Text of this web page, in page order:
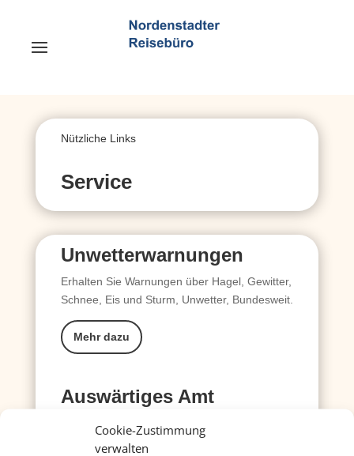
Cookie-Zustimmung
verwalten
Nützliche Links
Service
Unwetterwarnungen
Erhalten Sie Warnungen über Hagel, Gewitter,
Schnee, Eis und Sturm, Unwetter, Bundesweit.
Mehr dazu
Auswärtiges Amt
Hier gibt´s Infos zu Ländern, Visa, Europa und
einigem mehr